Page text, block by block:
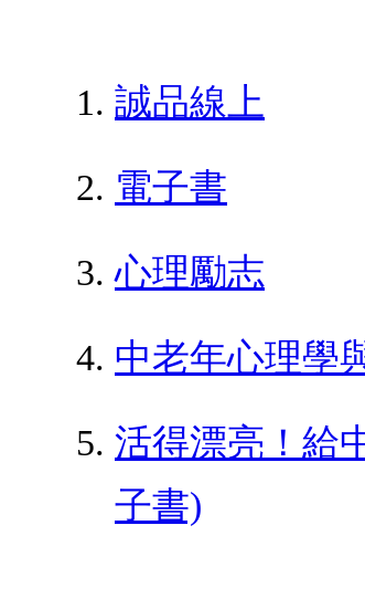
誠品線上
電子書
心理勵志
中老年心理學
活得漂亮！給
子書)